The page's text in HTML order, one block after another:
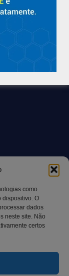
como
dispositivo. O
dados
neste site. Não
certos